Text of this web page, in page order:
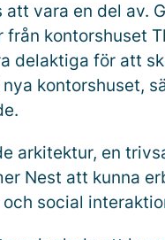
att vara en del av.
från kontorshuset
delaktiga för att
kontorshuset,
arkitektur, en
Nest att kunna
social